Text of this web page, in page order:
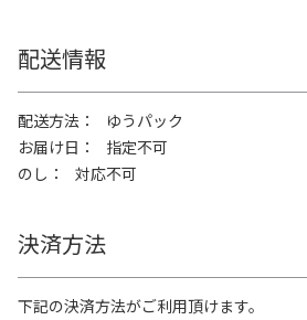
配送情報
配送方法
ゆうパック
お届け日
指定不可
のし
対応不可
決済方法
下記の決済方法がご利用頂けます。